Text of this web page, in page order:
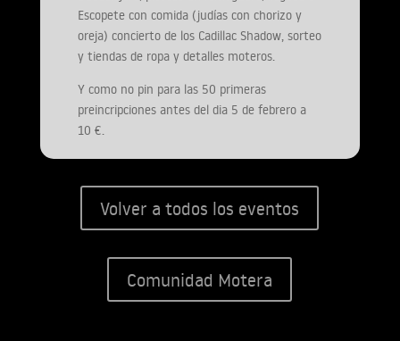
Escopete con comida (judías con chorizo y
oreja) concierto de los Cadillac Shadow, sorteo
y tiendas de ropa y detalles moteros.
Y como no pin para las 50 primeras
preincripciones antes del dia 5 de febrero a
10 €.
Volver a todos los eventos
Comunidad Motera